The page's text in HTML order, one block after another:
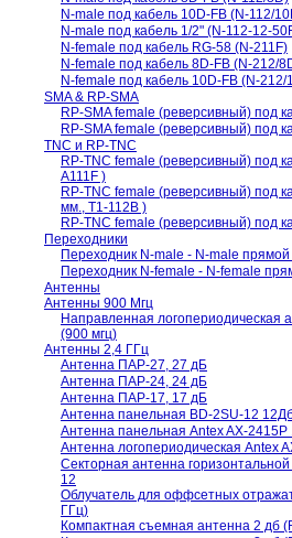
N-male под кабель 10D-FB (N-112/
N-male под кабель 1/2" (N-112-12-
N-female под кабель RG-58 (N-211F)
N-female под кабель 8D-FB (N-212/
N-female под кабель 10D-FB (N-212/
SMA & RP-SMA
RP-SMA female (реверсивный) под
RP-SMA female (реверсивный) под
TNC и RP-TNC
RP-TNC female (реверсивный) под
A111F )
RP-TNC female (реверсивный) под
мм., T1-112B )
RP-TNC female (реверсивный) под
Переходники
Переходник N-male - N-male
Переходник N-female - N-female
Антенны
Антенны 900 Мгц
Направленная логопериодическая
(900 мгц)
Антенны 2,4 ГГц
Антенна ПАР-27, 27 дБ
Антенна ПАР-24, 24 дБ
Антенна ПАР-17, 17 дБ
Антенна панельная BD-2SU-12
Антенна панельная Antex AX-
Антенна логопериодическая Antex
Секторная антенна
12
Облучатель для оффсетных
ГГц)
Компактная съемная антенна 2 дб